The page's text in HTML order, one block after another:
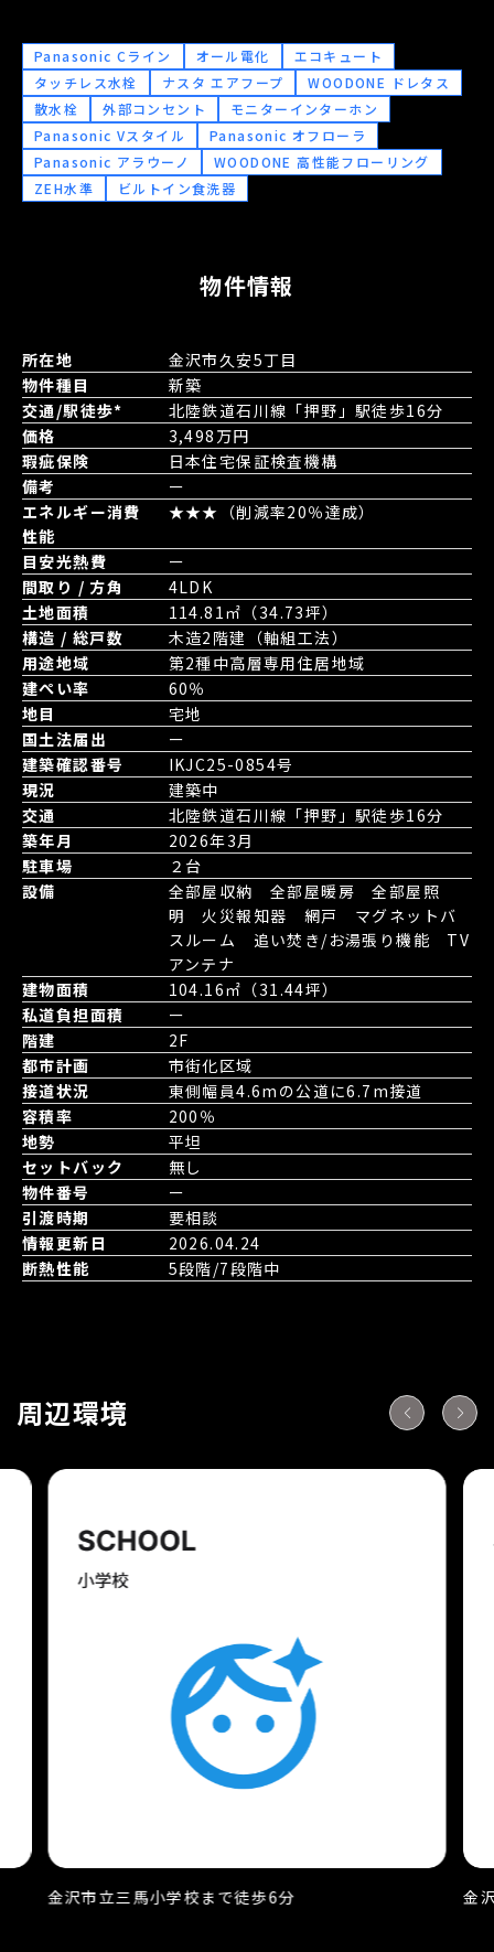
Panasonic Cライン オール電化
エコキュート
タッチレス水栓
ナスタ エアフープ
WOODONE ドレタス
散水栓
外部コンセント
モニターインターホン
Panasonic Vスタイル
Panasonic オフローラ
Panasonic アラウーノ
WOODONE 高性能フローリング
ZEH水準
ビルトイン食洗器
物件情報
所在地
金沢市久安5丁目
物件種目
新築
交通/駅徒歩*
北陸鉄道石川線「押野」駅徒歩16分
価格
3,498万円
瑕疵保険
日本住宅保証検査機構
備考
ー
エネルギー消費
性能
★★★（削減率20％達成）
目安光熱費
ー
間取り / 方角
4LDK
土地面積
114.81㎡（34.73坪）
構造 / 総戸数
木造2階建（軸組工法）
用途地域
第2種中高層専用住居地域
建ぺい率
60％
地目
宅地
国土法届出
ー
建築確認番号
IKJC25-0854号
現況
建築中
交通
北陸鉄道石川線「押野」駅徒歩16分
築年月
2026年3月
駐車場
２台
設備
全部屋収納 全部屋暖房 全部屋照
明 火災報知器 網戸 マグネットバ
スルーム 追い焚き/お湯張り機能 TV
アンテナ
建物面積
104.16㎡（31.44坪）
私道負担面積
ー
階建
2F
都市計画
市街化区域
接道状況
東側幅員4.6mの公道に6.7m接道
容積率
200％
地勢
平坦
セットバック
無し
物件番号
ー
引渡時期
要相談
情報更新日
2026.04.24
断熱性能
5段階/7段階中
周辺環境
金沢市立三馬小学校まで徒歩6分 金